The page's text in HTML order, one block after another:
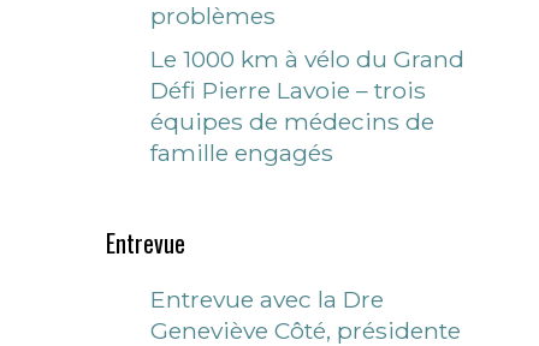
problèmes
Le 1000 km à vélo du Grand
Défi Pierre Lavoie – trois
équipes de médecins de
famille engagés
Entrevue
Entrevue avec la Dre
Geneviève Côté, présidente